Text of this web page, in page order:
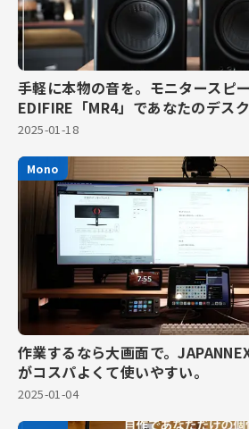
手軽に本物の音を。モニタースピ
EDIFIRE「MR4」であなたのデス
2025-01-18
Mono
作業するなら大画面で。
がコスパよくて使いやすい。
2025-01-04